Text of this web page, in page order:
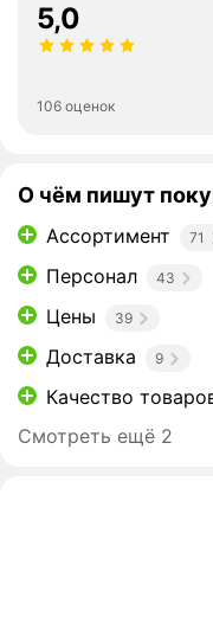
5,0
106 оценок
О чём пишут
Ассортимент 71
Персонал 43
Цены 39
Доставка 9
Качество
Смотреть ещё 2